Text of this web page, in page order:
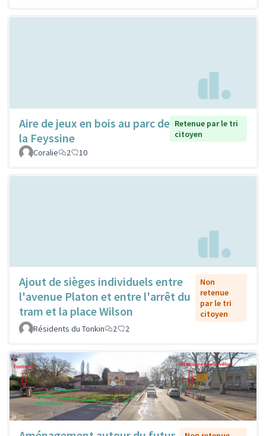
Aire de jeux en bois au parc de
la Feyssine
Retenue par le tri
citoyen
Coralie
2 10
Ajout de sièges individuels entre
l'avenue Platon et entre l'arrêt du
tram et la place Wilson
Non
retenue
par le tri
citoyen
Résidents du Tonkin
2 2